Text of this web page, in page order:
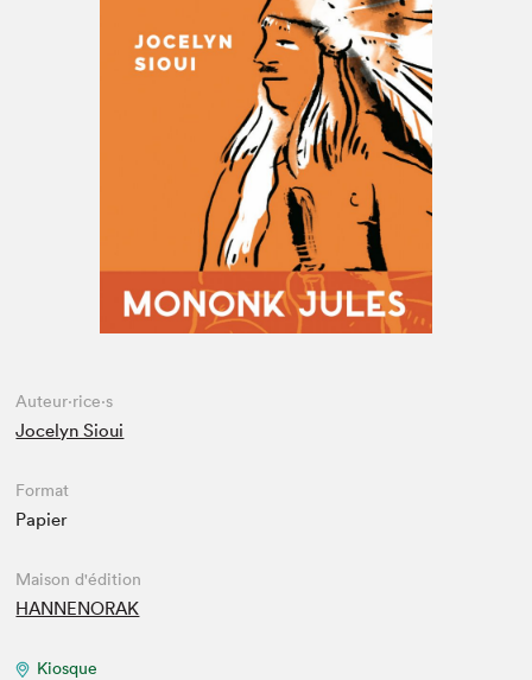
Espace enseignant·e·s
Espace pro
Auteur·rice·s
Jocelyn Sioui
Format
Papier
Maison d'édition
HANNENORAK
Kiosque